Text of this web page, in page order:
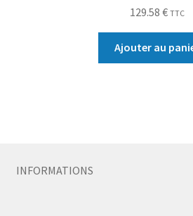
129.58 € TTC
Ajouter au
INFORMATIONS